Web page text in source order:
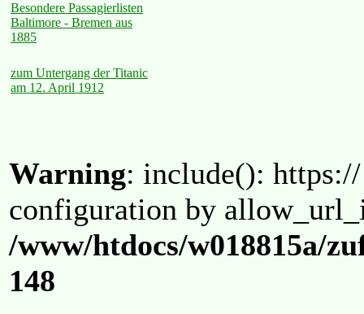
Besondere Passagierlisten
Baltimore - Bremen aus
1885
zum Untergang der Titanic
am 12. April 1912
Warning: include():
configuration by
/www/htdocs/w018815a/
148